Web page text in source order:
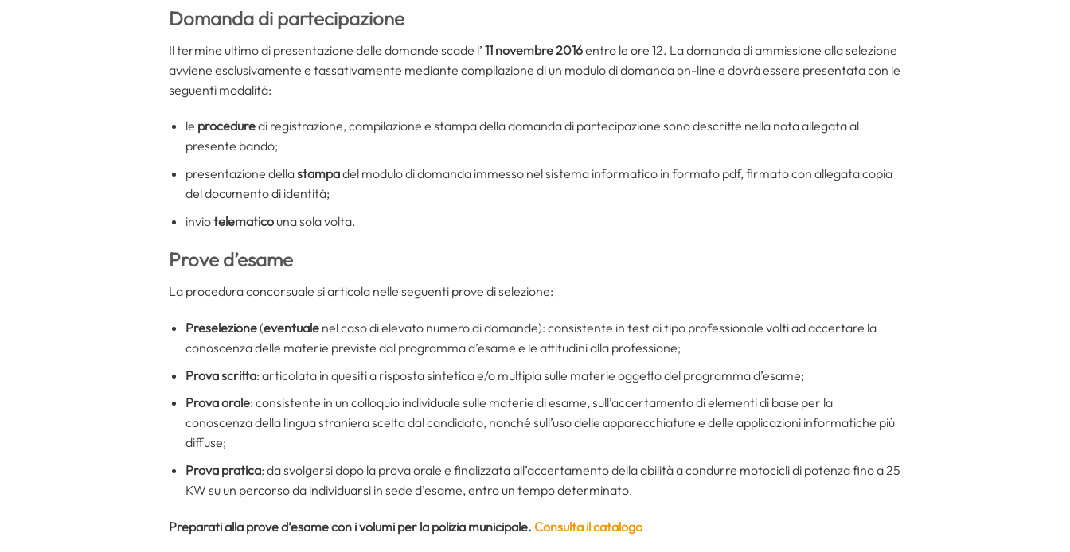
Domanda di partecipazione
Il termine ultimo di presentazione delle domande scade l’ 11 novembre 2016entro le ore 12. La domanda di ammissione alla selezione
avviene esclusivamente e tassativamente mediante compilazione di un modulo di domanda on-line e dovrà essere presentata con le
seguenti modalità:
le proceduredi registrazione, compilazione e stampa della domanda di partecipazione sono descritte nella nota allegata al
presente bando;
presentazione dellastampadel modulo di domanda immesso nel sistema informatico in formato pdf, firmato con allegata copia
del documento di identità;
inviotelematicouna sola volta.
Prove d’esame
La procedura concorsuale si articola nelle seguenti prove di selezione:
Preselezione(eventualenel caso di elevato numero di domande): consistente in test di tipo professionale volti ad accertare la
conoscenza delle materie previste dal programma d’esame e le attitudini alla professione;
Prova scritta: articolata in quesiti a risposta sintetica e/o multipla sulle materie oggetto del programma d’esame;
Prova orale: consistente in un colloquio individuale sulle materie di esame, sull’accertamento di elementi di base per la
conoscenza della lingua straniera scelta dal candidato, nonché sull’uso delle apparecchiature e delle applicazioni informatiche più
diffuse;
Prova pratica: da svolgersi dopo la prova orale e finalizzata all’accertamento della abilità a condurre motocicli di potenza fino a 25
KW su un percorso da individuarsi in sede d’esame, entro un tempo determinato.
Preparati alla prove d’esame con i volumi per la polizia municipale. Consulta il catalogo